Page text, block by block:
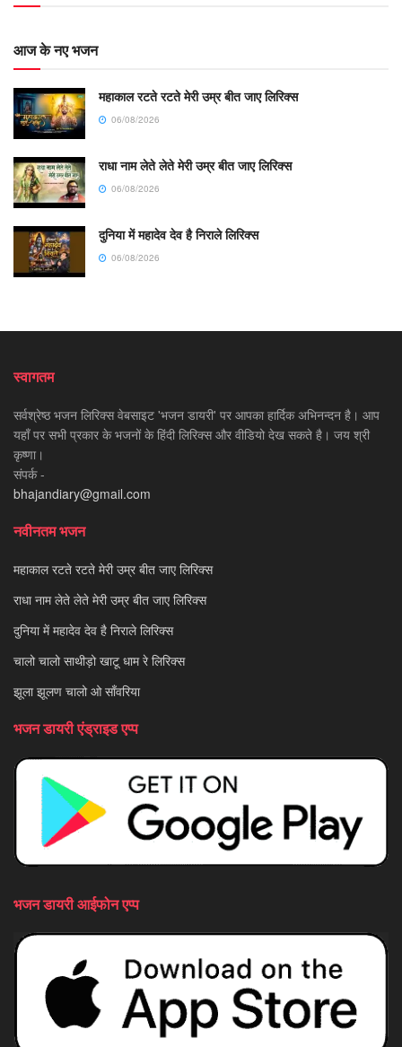
आज के नए भजन
महाकाल रटते रटते मेरी उम्र बीत जाए लिरिक्स
06/08/2026
राधा नाम लेते लेते मेरी उम्र बीत जाए लिरिक्स
06/08/2026
दुनिया में महादेव देव है निराले लिरिक्स
06/08/2026
स्वागतम
सर्वश्रेष्ठ भजन लिरिक्स वेबसाइट 'भजन डायरी' पर आपका हार्दिक अभिनन्दन है। आप
यहाँ पर सभी प्रकार के भजनों के हिंदी लिरिक्स और वीडियो देख सकते है। जय श्री
कृष्णा।
संपर्क -
bhajandiary@gmail.com
नवीनतम भजन
महाकाल रटते रटते मेरी उम्र बीत जाए लिरिक्स
राधा नाम लेते लेते मेरी उम्र बीत जाए लिरिक्स
दुनिया में महादेव देव है निराले लिरिक्स
चालो चालो साथीड़ो खाटू धाम रे लिरिक्स
झूला झूलण चालो ओ साँवरिया
भजन डायरी एंड्राइड एप्प
भजन डायरी आईफोन एप्प